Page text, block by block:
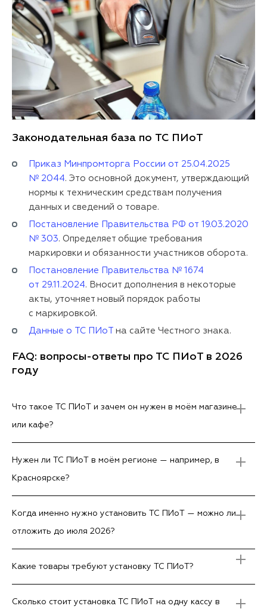
Законодательная база по ТС ПИоТ
Приказ Минпромторга России от 25.04.2025
№ 2044. Это основной документ, утверждающий
нормы к техническим средствам получения
данных и сведений о товаре.
Постановление Правительства РФ от 19.03.2020
№ 303. Определяет общие требования
маркировки и обязанности участников оборота.
Постановление Правительства № 1674
от 29.11.2024. Вносит дополнения в некоторые
акты, уточняет новый порядок работы
с маркировкой.
Данные о ТС ПИоТ
на сайте Честного знака.
FAQ: вопросы-ответы про ТС ПИоТ в 2026
году
Что такое ТС ПИоТ и зачем он нужен в моём магазине
или кафе?
Нужен ли ТС ПИоТ в моём регионе — например, в
Красноярске?
Когда именно нужно установить ТС ПИоТ — можно ли
отложить до июля 2026?
Какие товары требуют установку ТС ПИоТ?
Сколько стоит установка ТС ПИоТ на одну кассу в